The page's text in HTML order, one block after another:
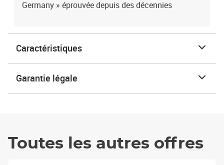
Germany » éprouvée depuis des décennies
Caractéristiques
Garantie légale
Toutes les autres offres